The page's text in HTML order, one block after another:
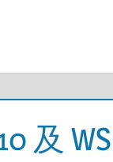
及